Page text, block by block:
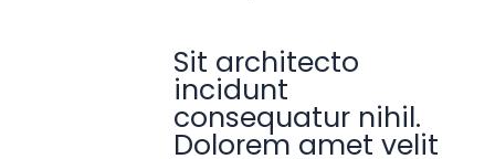
Sit architecto
incidunt
consequatur nihil.
Dolorem amet velit